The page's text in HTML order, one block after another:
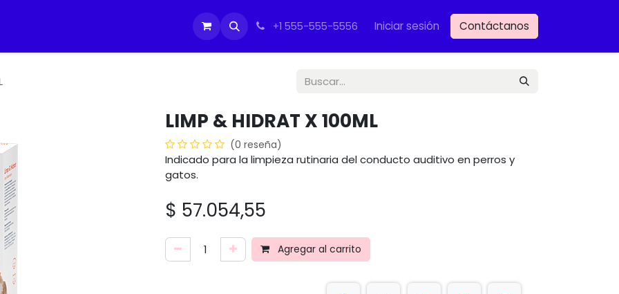
Ayuda Ayuda IMOVET
+1 555-555-5556 Iniciar sesión Contáctanos
LIMP & HIDRAT X 100ML
(0 reseña)
Indicado para la limpieza rutinaria del conducto auditivo en perros y
gatos.
$ 57.054,55
Agregar al carrito